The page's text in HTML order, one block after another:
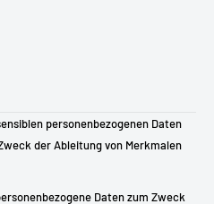
personenbezogenen Daten
der Ableitung von Merkmalen
Daten zum Zweck